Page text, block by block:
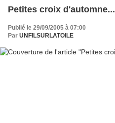
Petites croix d'automne...
Publié le 29/09/2005 à 07:00
Par UNFILSURLATOILE